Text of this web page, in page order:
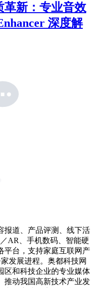
革新：专业音效
深度解
报道、产品评测、线下活
AR、手机数码、智能硬
平台，支持家庭互联网产
发展进程。奥都科技网
区和科技企业的专业媒体
推动我国高新技术产业发